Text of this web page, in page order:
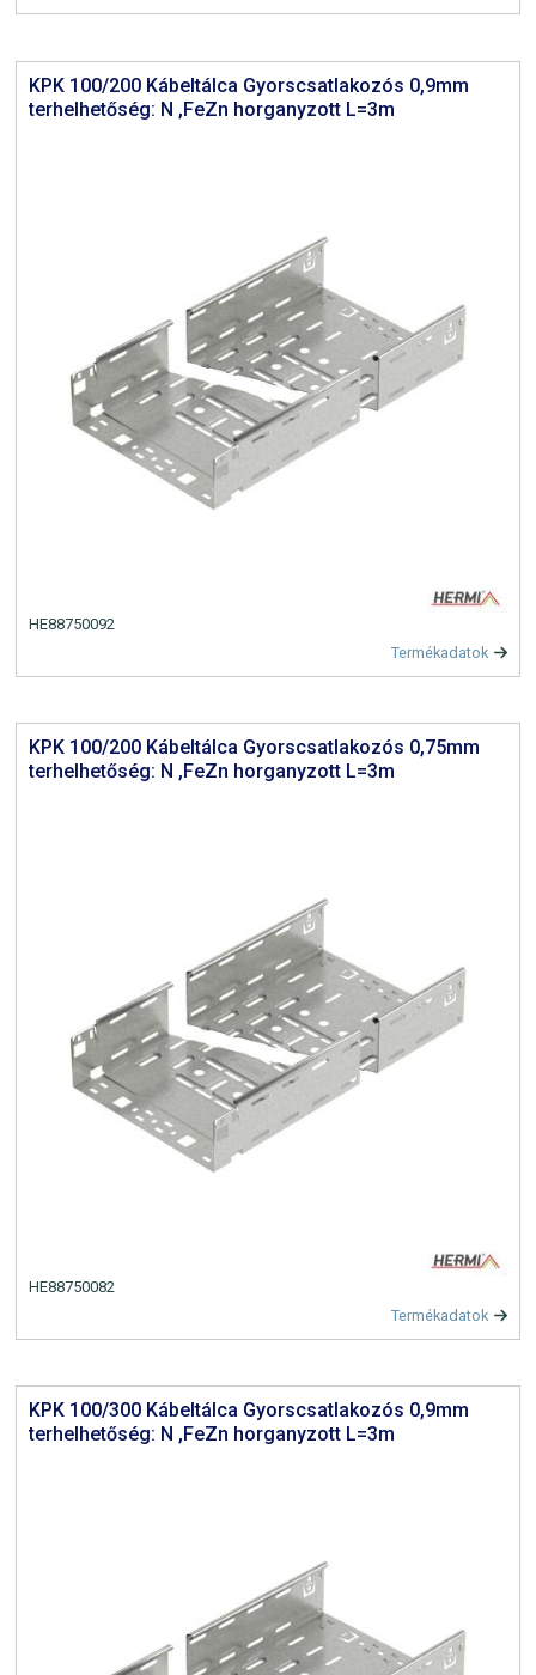
KPK 100/200 Kábeltálca Gyorscsatlakozós 0,9mm
terhelhetőség: N ,FeZn horganyzott L=3m
HE88750092
Termékadatok
KPK 100/200 Kábeltálca Gyorscsatlakozós 0,75mm
terhelhetőség: N ,FeZn horganyzott L=3m
HE88750082
Termékadatok
KPK 100/300 Kábeltálca Gyorscsatlakozós 0,9mm
terhelhetőség: N ,FeZn horganyzott L=3m